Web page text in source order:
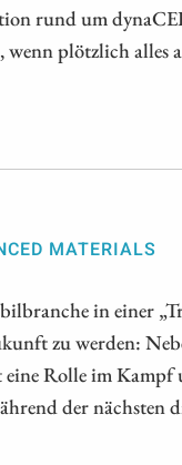
rund um
plötzlich alles
MATERIALS
in einer
zu werden:
Rolle im Kampf
der nächsten